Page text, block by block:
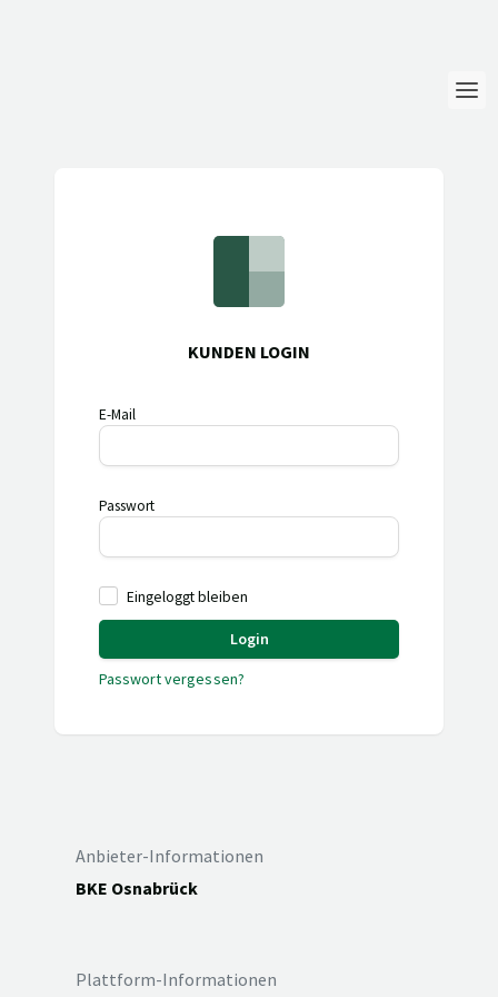
KUNDEN LOGIN
E-Mail
Passwort
Eingeloggt bleiben
Login
Passwort vergessen?
Anbieter-Informationen
BKE Osnabrück
Plattform-Informationen